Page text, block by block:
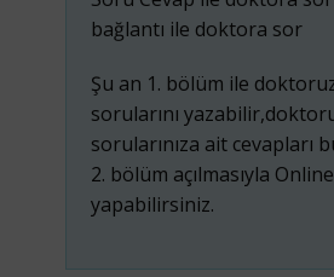
bağlantı ile doktora sor
Şu an 1. bölüm ile
sorularını
sorularınıza ait cevapları
2. bölüm açılmasıyla
yapabilirsiniz.